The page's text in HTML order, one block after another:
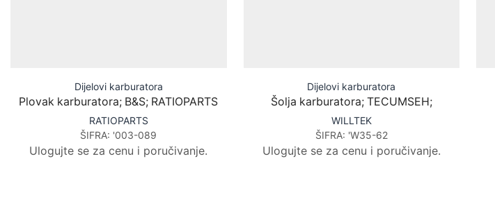
Dijelovi karburatora
Plovak karburatora; B&S; RATIOPARTS
RATIOPARTS
ŠIFRA: '003-089
Ulogujte se za cenu i poručivanje.
Dijelovi karburatora
Šolja karburatora; TECUMSEH;
WILLTEK
ŠIFRA: 'W35-62
Ulogujte se za cenu i poručivanje.